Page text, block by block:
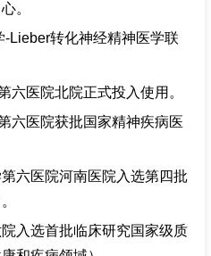
。
Lieber转化神经精神医学联
六医院北院正式投入使用。
六医院获批国家精神疾病医
六医院河南医院入选第四批
入选首批临床研究国家级质